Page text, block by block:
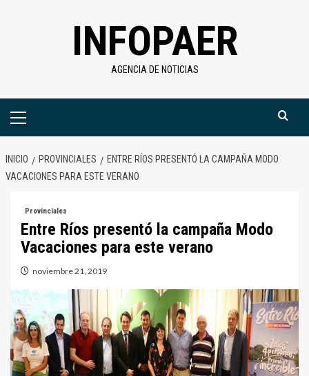
INFOPAER
AGENCIA DE NOTICIAS
Menú
INICIO PROVINCIALES
ENTRE RÍOS PRESENTÓ LA CAMPAÑA MODO
VACACIONES PARA ESTE VERANO
Provinciales
Entre Ríos presentó la campaña Modo
Vacaciones para este verano
noviembre 21, 2019